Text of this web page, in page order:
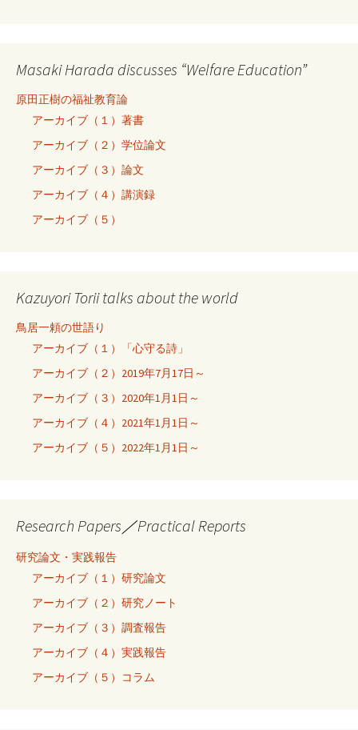
Masaki Harada discusses “Welfare Education”
原田正樹の福祉教育論
アーカイブ（１）著書
アーカイブ（２）学位論文
アーカイブ（３）論文
アーカイブ（４）講演録
アーカイブ（５）
Kazuyori Torii talks about the world
鳥居一頼の世語り
アーカイブ（１）「心守る詩」
アーカイブ（２）2019年7月17日～
アーカイブ（３）2020年1月1日～
アーカイブ（４）2021年1月1日～
アーカイブ（５）2022年1月1日～
Research Papers／Practical Reports
研究論文・実践報告
アーカイブ（１）研究論文
アーカイブ（２）研究ノート
アーカイブ（３）調査報告
アーカイブ（４）実践報告
アーカイブ（５）コラム